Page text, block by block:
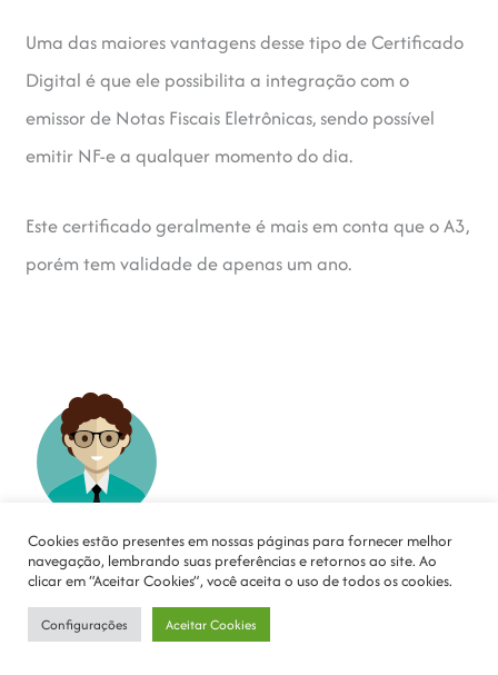
Uma das maiores vantagens desse tipo de Certificado
Digital é que ele possibilita a integração com o
emissor de Notas Fiscais Eletrônicas, sendo possível
emitir NF-e a qualquer momento do dia.
Este certificado geralmente é mais em conta que o A3,
porém tem validade de apenas um ano.
Certificado Digital A3Consulta
de preços ⇗
Cookies estão presentes em nossas páginas para fornecer melhor
navegação, lembrando suas preferências e retornos ao site. Ao
clicar em “Aceitar Cookies”, você aceita o uso de todos os cookies.
Configurações Aceitar Cookies